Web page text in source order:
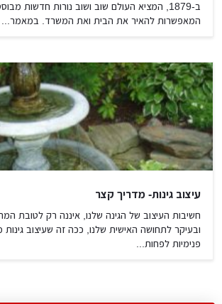
ב-1879, המציא העולם שוב ושוב נורות חדשות
המאפשרות להאיר את הבית ואת המשרד. במאמר...
עיצוב גינות- מדריך קצר
חשיבות העיצוב של הגינה שלנו, איננה רק לטובת
ובעיקר לתחושה האישית שלנו, ככה זה שעיצוב
פנימיות לפחות...